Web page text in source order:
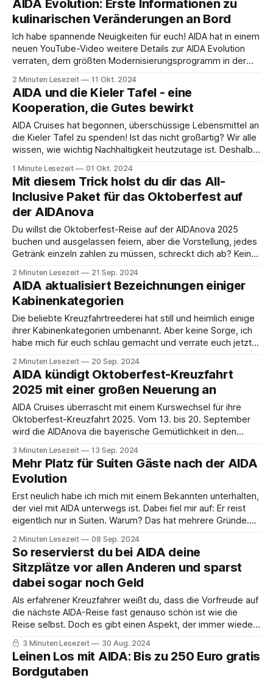
dich dabei ist. Aber was
AIDA Evolution: Erste Informationen zu
kulinarischen Veränderungen an Bord
Ich habe spannende Neuigkeiten für euch! AIDA hat in einem
neuen YouTube-Video weitere Details zur AIDA Evolution
verraten, dem größten Modernisierungsprogramm in der
René Thiersch und Andreas Fandrich | AIDA EvolutionDas
kann ja lecker werden! Wenn AIDAdiva im März 2025 frisch
modernisiert
2 Minuten Lesezeit 11 Okt. 2024
AIDA und die Kieler Tafel - eine
Kooperation, die Gutes bewirkt
AIDA Cruises hat begonnen, überschüssige Lebensmittel an
die Kieler Tafel zu spenden! Ist das nicht großartig? Wir alle
wissen, wie wichtig Nachhaltigkeit heutzutage ist. Deshalb
Schritt geht und sich für die Unterstützung von Bedürftigen
in der Region einsetzt. Aber mal ehrlich:
1 Minute Lesezeit 01 Okt. 2024
Mit diesem Trick holst du dir das All-
Inclusive Paket für das Oktoberfest auf
der AIDAnova
Du willst die Oktoberfest-Reise auf der AIDAnova 2025
buchen und ausgelassen feiern, aber die Vorstellung, jedes
Getränk einzeln zahlen zu müssen, schreckt dich ab? Kein
kein All-Inclusive-Paket buchbar ist, verrate ich dir einen
Weg, wie du trotzdem in den Genuss
2 Minuten Lesezeit 21 Sep. 2024
AIDA aktualisiert Bezeichnungen einiger
Kabinenkategorien
Die beliebte Kreuzfahrtreederei hat still und heimlich einige
ihrer Kabinenkategorien umbenannt. Aber keine Sorge, ich
habe mich für euch schlau gemacht und verrate euch jetzt,
bisher nicht groß an die Glocke gehängt. Über eine private
Plattform von AIDA für Reisebüros wurden lediglich die
2 Minuten Lesezeit 20 Sep. 2024
AIDA kündigt Oktoberfest-Kreuzfahrt
2025 mit einer großen Neuerung an
AIDA Cruises überrascht mit einem Kurswechsel für ihre
Oktoberfest-Kreuzfahrt 2025. Vom 13. bis 20. September
wird die AIDAnova die bayerische Gemütlichkeit in den
Nordfjordeid, Ålesund und Stavanger. Ein deutlicher Kontrast
zur diesjährigen Tour, die morgen auf der AIDAprima durch
europäische Metropolen
3 Minuten Lesezeit 13 Sep. 2024
Mehr Platz für Suiten Gäste nach der AIDA
Evolution
Erst neulich habe ich mich mit einem Bekannten unterhalten,
der viel mit AIDA unterwegs ist. Dabei fiel mir auf: Er reist
eigentlich nur in Suiten. Warum? Das hat mehrere Gründe.
Zum anderen reist er meist mit Frau und Kindern, und
2 Minuten Lesezeit 08 Sep. 2024
So reservierst du bei AIDA deine
Sitzplätze vor allen Anderen und sparst
dabei sogar noch Geld
Als erfahrener Kreuzfahrer weißt du, dass die Vorfreude auf
die nächste AIDA-Reise fast genauso schön ist wie die
Reise selbst. Doch es gibt einen Aspekt, der immer wieder
für etwas Nervosität sorgen kann: die Sitzplatzreservierung
im Flugzeug. Normalerweise werden die Fluginformationen
erst 60 Tage vor Abflug auf MyAIDA* bekannt
3 Minuten Lesezeit 30 Aug. 2024
Leinen Los mit AIDA: Bis zu 250 Euro gratis
Bordgutaben